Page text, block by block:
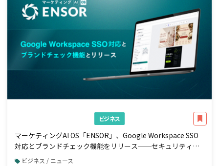
ビジネス
マーケティングAI OS「ENSOR」、Google Workspace SSO
対応とブランドチェック機能をリリース──セキュリティ強
化と広告配信前の自動コンプラ検知を一体で実現
ビジネス / ニュース